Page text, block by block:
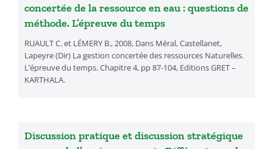
concertée de la ressource en eau : questions de
méthode. L’épreuve du temps
RUAULT C. et LÉMERY B., 2008, Dans Méral, Castellanet,
Lapeyre (Dir) La gestion concertée des ressources Naturelles.
L’épreuve du temps. Chapitre 4, pp 87-104, Editions GRET –
KARTHALA.
Discussion pratique et discussion stratégique